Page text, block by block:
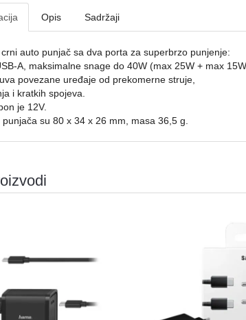
Opis Sadržaji
auto punjač sa dva porta za superbrzo punjenje:
A, maksimalne snage do 40W (max 25W + max
povezane uređaje od prekomerne struje,
i kratkih spojeva.
je 12V.
punjača su 80 x 34 x 26 mm, masa 36,5 g.